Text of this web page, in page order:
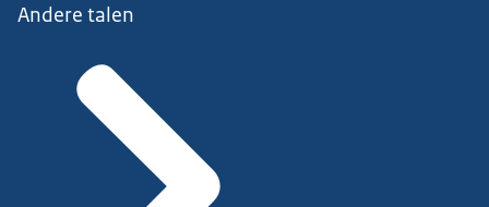
Andere talen